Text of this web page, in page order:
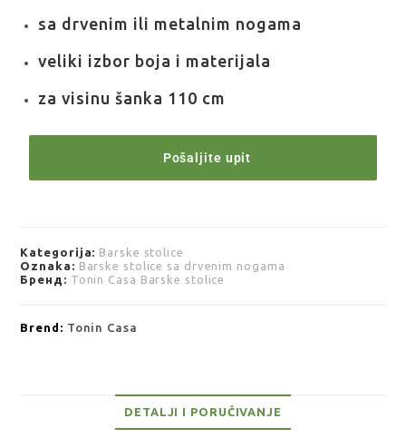
sa drvenim ili metalnim nogama
veliki izbor boja i materijala
za visinu šanka 110 cm
Pošaljite upit
Kategorija: Barske stolice
Oznaka: Barske stolice sa drvenim nogama
Бренд: Tonin Casa Barske stolice
Brend: Tonin Casa
DETALJI I PORUČIVANJE